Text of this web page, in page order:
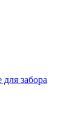
забора